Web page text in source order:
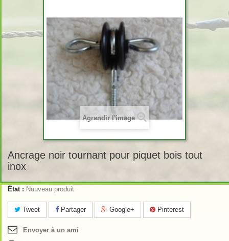
Agrandir l'image
Ancrage noir tournant pour piquet bois tout
inox
État : Nouveau produit
Tweet Partager Google+ Pinterest
Envoyer à un ami